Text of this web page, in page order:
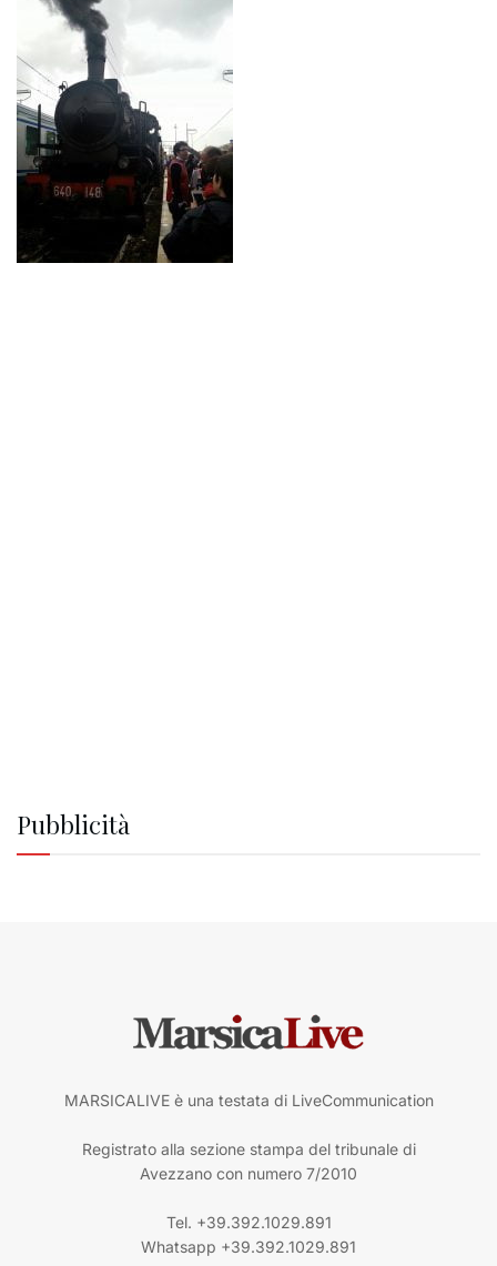
Pubblicità
MARSICALIVE è una testata di LiveCommunication
Registrato alla sezione stampa del tribunale di
Avezzano con numero 7/2010
Tel. +39.392.1029.891
Whatsapp +39.392.1029.891